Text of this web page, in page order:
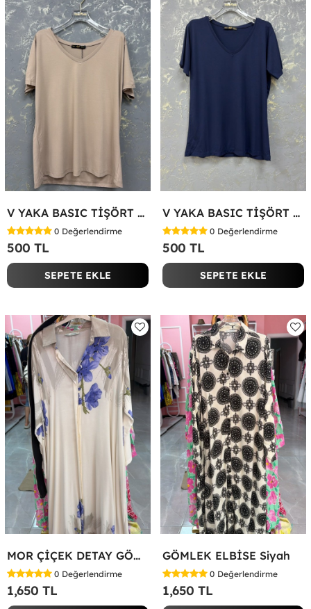
V YAKA BASIC TİŞÖRT Bej
0 Değerlendirme
500 TL
SEPETE EKLE
V YAKA BASIC TİŞÖRT Lacivert
0 Değerlendirme
500 TL
SEPETE EKLE
MOR ÇİÇEK DETAY GÖMLEK ELBİSE Beyaz
0 Değerlendirme
1,650 TL
GÖMLEK ELBİSE Siyah
0 Değerlendirme
1,650 TL